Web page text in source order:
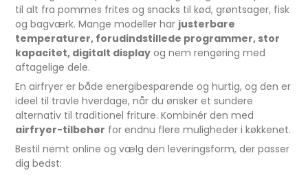
til alt fra pommes frites og snacks til kød, grøntsager, fisk
og bagværk. Mange modeller har justerbare
temperaturer, forudindstillede programmer, stor
kapacitet, digitalt display og nem rengøring med
aftagelige dele.
En airfryer er både energibesparende og hurtig, og den er
ideel til travle hverdage, når du ønsker et sundere
alternativ til traditionel friture. Kombinér den med
airfryer-tilbehør for endnu flere muligheder i køkkenet.
Bestil nemt online og vælg den leveringsform, der passer
dig bedst: